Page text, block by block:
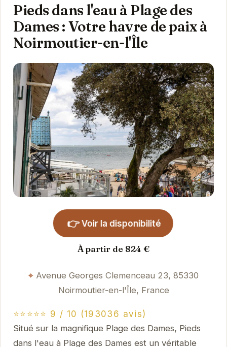
Pieds dans l'eau à Plage des
Dames : Votre havre de paix à
Noirmoutier-en-l'Île
👉 Voir la disponibilité
À partir de 824 €
Avenue Georges Clemenceau 23, 85330
Noirmoutier-en-l'Île, France
⭐⭐⭐⭐⭐ 9 / 10 (193036 avis)
Situé sur la magnifique Plage des Dames, Pieds
dans l'eau à Plage des Dames est un véritable